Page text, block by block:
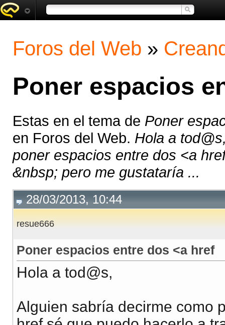
Foros del Web »
Poner espacios
Estas en el tema de Poner
en Foros del Web. Hola a
poner espacios entre dos <a
&nbsp; pero me gustataría ...
28/03/2013, 10:44
resue666
Poner espacios entre dos <a href
Hola a tod@s,
Alguien sabría decirme como